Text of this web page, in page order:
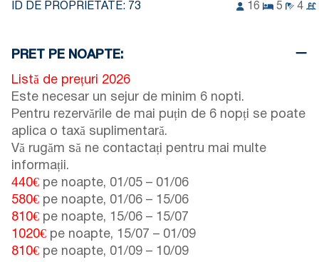
ID DE PROPRIETATE: 73 16 5 4
PRET PE NOAPTE:
Listă de prețuri 2026
Este necesar un sejur de minim 6 nopti.
Pentru rezervările de mai puțin de 6 nopți se poate
aplica o taxă suplimentară.
Vă rugăm să ne contactați pentru mai multe
informații.
440€ pe noapte, 01/05 – 01/06
580€ pe noapte, 01/06 – 15/06
810€ pe noapte, 15/06 – 15/07
1020€ pe noapte, 15/07 – 01/09
810€ pe noapte, 01/09 – 10/09